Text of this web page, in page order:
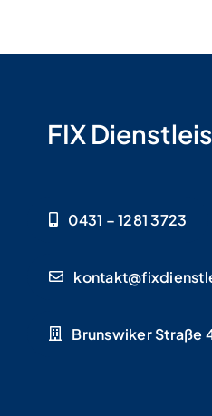
FIX
0431 – 1281 3723
Brunswiker Straße